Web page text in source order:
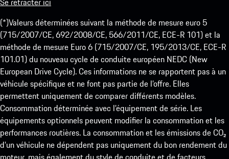
(*)Valeurs déterminées suivant la méthode de mesure euro 5
(715/2007/CE, 692/2008/CE, 566/2011/CE, ECE-R 101) et la
méthode de mesure Euro 6 (715/2007/CE, 195/2013/CE, ECE-R
101.01) du nouveau cycle de conduite européen NEDC (New
European Drive Cycle). Ces informations ne se rapportent pas à un
véhicule spécifique et ne font pas partie de l’offre. Elles
permettent uniquement de comparer différents modèles.
Consommation déterminée avec l’équipement de série. Les
équipements optionnels peuvent modifier la consommation et les
performances routières. La consommation et les émissions de CO₂
d’un véhicule ne dépendent pas uniquement du bon rendement du